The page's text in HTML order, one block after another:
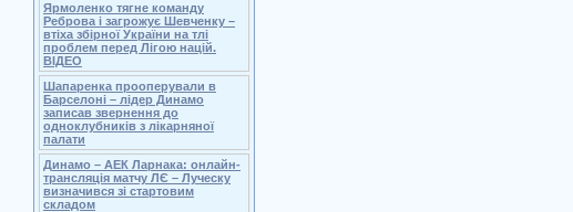
Ярмоленко тягне команду
Реброва і загрожує Шевченку –
втіха збірної України на тлі
проблем перед Лігою націй.
ВІДЕО
Шапаренка прооперували в
Барселоні – лідер Динамо
записав звернення до
одноклубників з лікарняної
палати
Динамо – АЕК Ларнака: онлайн-
трансляція матчу ЛЄ – Луческу
визначився зі стартовим
складом